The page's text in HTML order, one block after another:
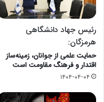
رئیس جهاد دانشگاهی
هرمزگان:
حمایت علمی از جوانان، زمینه‌ساز
اقتدار و فرهنگ مقاومت است
۱۴۰۴-۰۴-۰۴